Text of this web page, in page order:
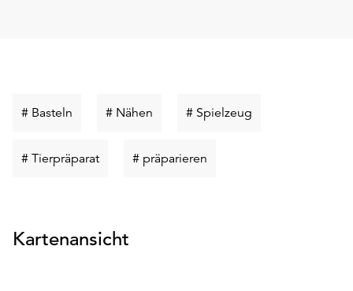
# Basteln Schlüsselwort
# Nähen Schlüsselwort
# Spielzeug
# TierpräparatSchlüsselwort
# präparieren
Kartenansicht